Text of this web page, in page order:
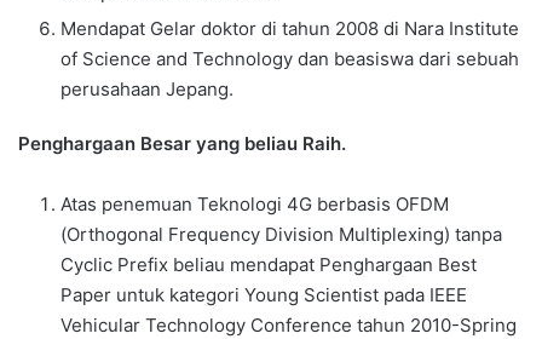
Mendapat Gelar doktor di tahun 2008 di Nara Institute
of Science and Technology dan beasiswa dari sebuah
perusahaan Jepang.
Penghargaan Besar yang beliau Raih.
Atas penemuan Teknologi 4G berbasis OFDM
(Orthogonal Frequency Division Multiplexing) tanpa
Cyclic Prefix beliau mendapat Penghargaan Best
Paper untuk kategori Young Scientist pada IEEE
Vehicular Technology Conference tahun 2010-Spring